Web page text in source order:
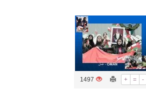
في الجييش الكويتي
+ = -
1497